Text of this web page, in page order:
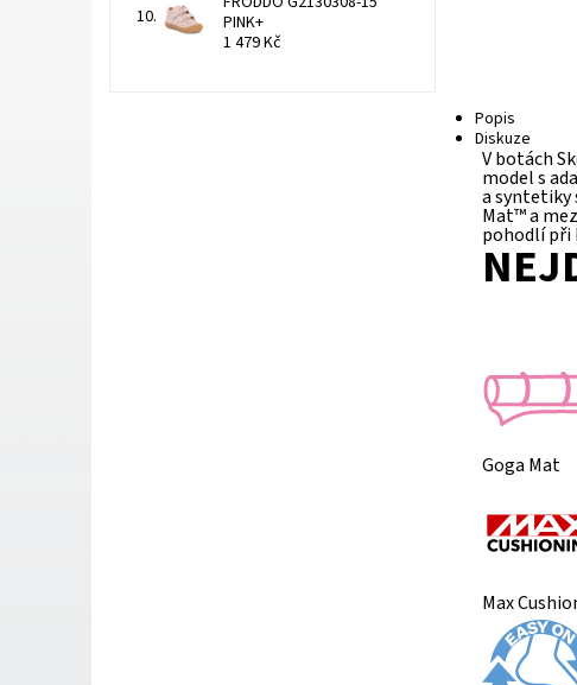
Popis
Diskuze
V botách
model s
a syntetiky
Mat™ a
pohodlí při
Goga Mat
Max
PINK+
1 479 Kč